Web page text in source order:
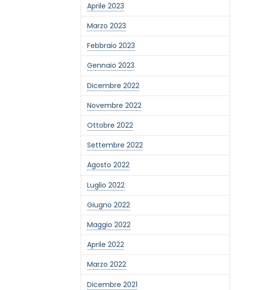
Aprile 2023
Marzo 2023
Febbraio 2023
Gennaio 2023
Dicembre 2022
Novembre 2022
Ottobre 2022
Settembre 2022
Agosto 2022
Luglio 2022
Giugno 2022
Maggio 2022
Aprile 2022
Marzo 2022
Dicembre 2021